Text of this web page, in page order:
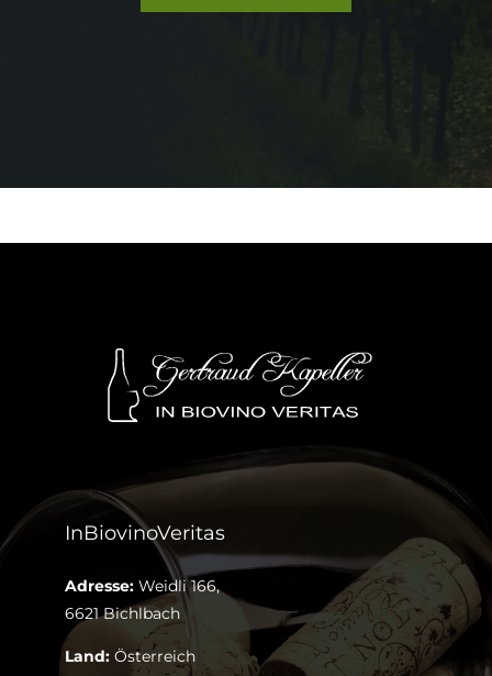
InBiovinoVeritas
Adresse: Weidli 166,
6621 Bichlbach
Land: Österreich